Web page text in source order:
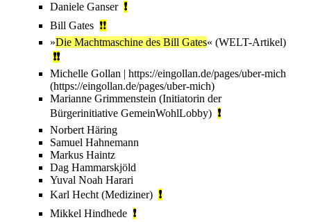
Daniele Ganser ❗
Bill Gates ❗❗
»Die Machtmaschine des Bill Gates« (WELT-Artikel)
❗❗
Michelle Gollan
https://eingollan.de/pages/uber-mich
Marianne Grimmenstein (Initiatorin der
Bürgerinitiative GemeinWohlLobby) ❗
Norbert Häring
Samuel Hahnemann
Markus Haintz
Dag Hammarskjöld
Yuval Noah Harari
Karl Hecht (Mediziner) ❗
Mikkel Hindhede ❗